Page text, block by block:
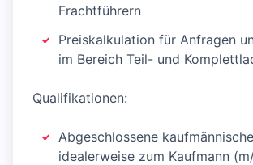
Frachtführern
Preiskalkulation für Anfragen
im Bereich Teil- und
Qualifikationen:
Abgeschlossene
idealerweise zum Kaufmann